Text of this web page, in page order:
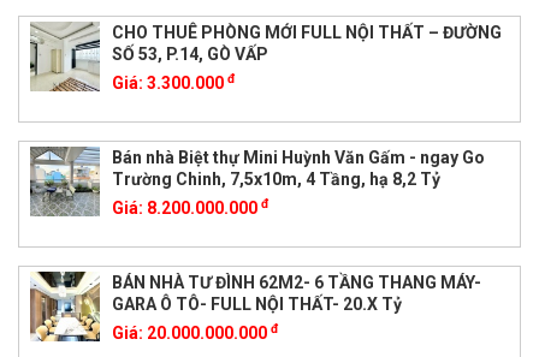
CHO THUÊ PHÒNG MỚI FULL NỘI THẤT – ĐƯỜNG
SỐ 53, P.14, GÒ VẤP
Giá: 3.300.000 đ
Bán nhà Biệt thự Mini Huỳnh Văn Gấm - ngay Go
Trường Chinh, 7,5x10m, 4 Tầng, hạ 8,2 Tỷ
Giá: 8.200.000.000 đ
BÁN NHÀ TƯ ĐÌNH 62M2- 6 TẦNG THANG MÁY-
GARA Ô TÔ- FULL NỘI THẤT- 20.X Tỷ
Giá: 20.000.000.000 đ